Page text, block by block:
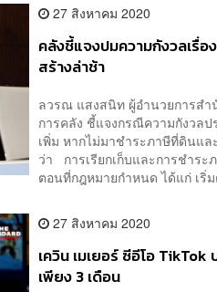
27 สิงหาคม 2020
คลังชี้แจงปมความกังวลเรื่
สร้างล่าช้า
ลวรณ แสงสนิท ผู้อำนวยการสำ
การคลัง ชี้แจงกรณีความกังวลป
เพิ่ม หากไม่มาชำระภาษีที่ดินแ
ว่า การเรียกเก็บและการชำร
ตอนที่กฎหมายกำหนด ได้แก่ เริ่
27 สิงหาคม 2020
เควิน เมเยอร์ ซีอีโอ
เพียง 3 เดือน